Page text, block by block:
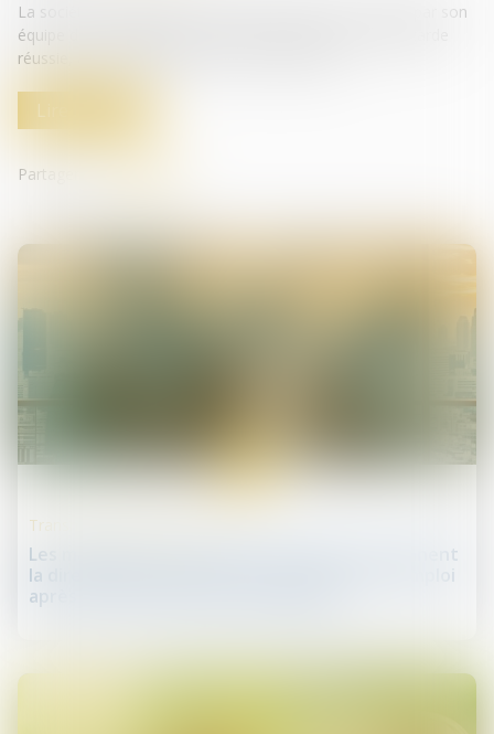
La société TENNISPRO, est fière d'annoncer sa reprise par son
équipe de management après une procédure de sauvegarde
réussie, avec le soutien financier de Bpifrance...
Lire la suite
Partager sur
Les managers de la société Tennispro reprennent
la direction de l'entreprise et préservent l'emploi
après une procédure de sauvegarde
Transmission d’entreprise